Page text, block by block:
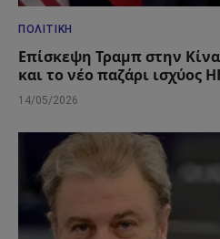
ΠΟΛΙΤΙΚΉ
Επίσκεψη Τραμπ στην
και το νέο παζάρι ισχύος
14/05/2026